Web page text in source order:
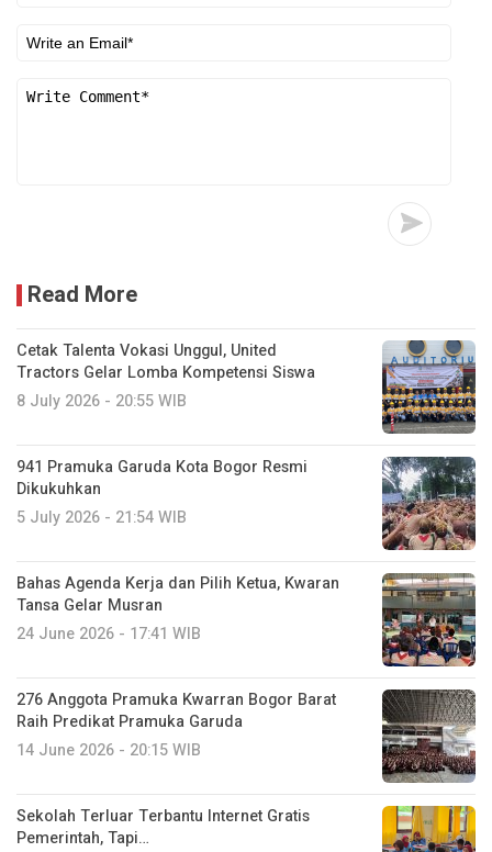
Read More
Cetak Talenta Vokasi Unggul, United
Tractors Gelar Lomba Kompetensi Siswa
8 July 2026 - 20:55 WIB
941 Pramuka Garuda Kota Bogor Resmi
Dikukuhkan
5 July 2026 - 21:54 WIB
Bahas Agenda Kerja dan Pilih Ketua, Kwaran
Tansa Gelar Musran
24 June 2026 - 17:41 WIB
276 Anggota Pramuka Kwarran Bogor Barat
Raih Predikat Pramuka Garuda
14 June 2026 - 20:15 WIB
Sekolah Terluar Terbantu Internet Gratis
Pemerintah, Tapi…